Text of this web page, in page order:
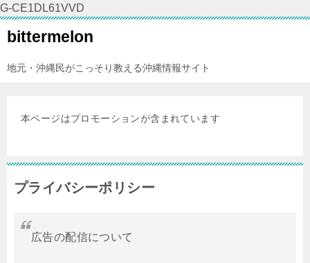
G-CE1DL61VVD
bittermelon
地元・沖縄民がこっそり教える沖縄情報サイト
本ページはプロモーションが含まれています
プライバシーポリシー
広告の配信について